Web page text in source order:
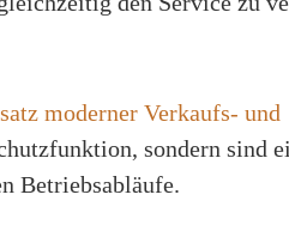
moderner Verkaufs- und
sondern sind
Betriebsabläufe.